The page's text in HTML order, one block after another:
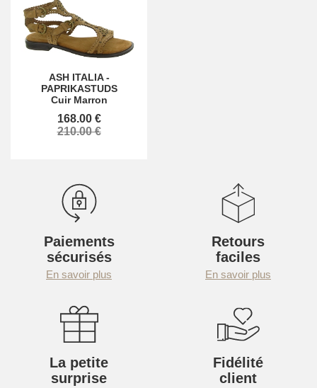
ASH ITALIA-
PAPRIKASTUDS
Cuir Marron
168.00 €
210.00 €
Paiements
sécurisés
En savoir plus
Retours
faciles
En savoir plus
La petite
surprise
Fidélité
client